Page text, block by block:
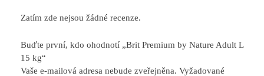
Zatím zde nejsou žádné recenze.
Buďte první, kdo ohodnotí „Brit Premium by Nature Adult L
15 kg“
Vaše e-mailová adresa nebude zveřejněna. Vyžadované